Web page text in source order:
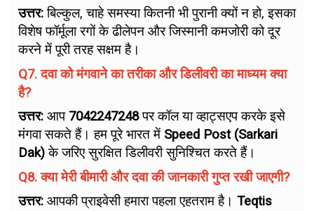
उत्तर:बिल्कुल, चाहे समस्या कितनी भी पुरानी क्यों न हो, इसका
विशेष फॉर्मूला रगों के ढीलेपन और जिस्मानी कमजोरी को दूर
करने में पूरी तरह सक्षम है।
Q7. दवा को मंगवाने का तरीका और डिलीवरी का माध्यम क्या
है?
उत्तर: आप 7042247248पर कॉल या व्हाट्सएप करके इसे
मंगवा सकते हैं। हम पूरे भारत में Speed Post (Sarkari
Dak)के जरिए सुरक्षित डिलीवरी सुनिश्चित करते हैं।
Q8. क्या मेरी बीमारी और दवा की जानकारी गुप्त रखी जाएगी?
उत्तर: आपकी प्राइवेसी हमारा पहला एहतराम है। Teqtis